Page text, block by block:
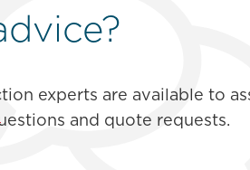
experts are available to
and quote requests.